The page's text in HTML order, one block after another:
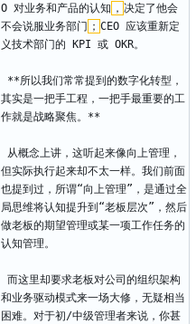
O 对业务和产品的认知 ， 决定了他会
不会说服业务部门 ； CEO 应该重新定
义技术部门的 KPI 或 OKR。
**所以我们常常提到的数字化转型，
其实是一把手工程，一把手最重要的工
作就是战略聚焦。**
从概念上讲，这听起来像向上管理，
但实际执行起来却不太一样。我们前面
也提到过，所谓“向上管理”，是通过全
局思维将认知提升到“老板层次”，然后
做老板的期望管理或某一项工作任务的
认知管理。
而这里却要求老板对公司的组织架构
和业务驱动模式来一场大修，无疑相当
困难。对于初/中级管理者来说，你甚